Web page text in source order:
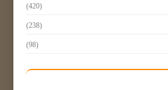
(420)
(238)
(98)